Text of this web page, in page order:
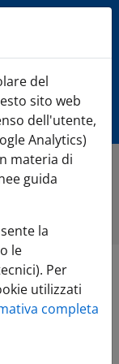
correlate
Variazione
2025: +1,5
del
sito web
dell'utente,
Analytics)
materia di
guida
la
le
Per
utilizzati
completa